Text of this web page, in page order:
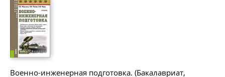
Военно-инженерная подготовка. (Бакалавриат,